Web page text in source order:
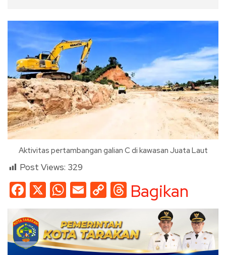
Aktivitas pertambangan galian C di kawasan Juata Laut
Post Views: 329
Facebook
X WhatsApp
EmailCopy
Link
Threads
Bagikan